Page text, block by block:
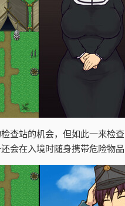
查站的机会，但如此一来
会在入境时随身携带危险物